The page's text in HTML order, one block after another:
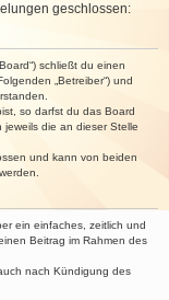
geschlossen:
schließt du einen
„Betreiber“) und
so darfst du das Board
die an dieser Stelle
und kann von beiden
ein einfaches, zeitlich und
Beitrag im Rahmen des
nach Kündigung des